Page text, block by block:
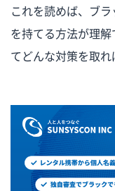
これを読めば、ブ
を持てる方法が理
てどんな対策を取れ